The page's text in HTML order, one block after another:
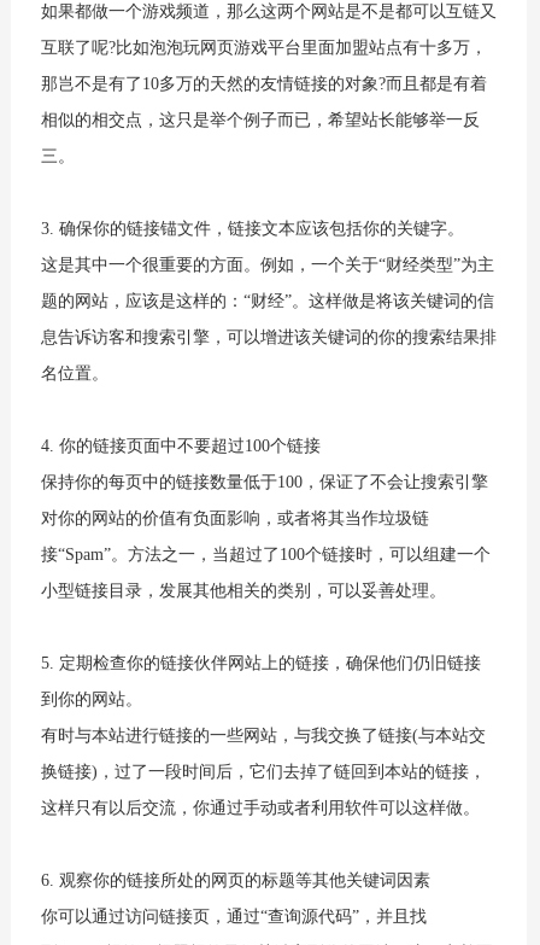
如果都做一个游戏频道，那么这两个网站是不是都可以互链又
互联了呢?比如泡泡玩网页游戏平台里面加盟站点有十多万，
那岂不是有了10多万的天然的友情链接的对象?而且都是有着
相似的相交点，这只是举个例子而已，希望站长能够举一反
三。
3. 确保你的链接锚文件，链接文本应该包括你的关键字。
这是其中一个很重要的方面。例如，一个关于“财经类型”为主
题的网站，应该是这样的：“财经”。这样做是将该关键词的信
息告诉访客和搜索引擎，可以增进该关键词的你的搜索结果排
名位置。
4. 你的链接页面中不要超过100个链接
保持你的每页中的链接数量低于100，保证了不会让搜索引擎
对你的网站的价值有负面影响，或者将其当作垃圾链
接“Spam”。方法之一，当超过了100个链接时，可以组建一个
小型链接目录，发展其他相关的类别，可以妥善处理。
5. 定期检查你的链接伙伴网站上的链接，确保他们仍旧链接
到你的网站。
有时与本站进行链接的一些网站，与我交换了链接(与本站交
换链接)，过了一段时间后，它们去掉了链回到本站的链接，
这样只有以后交流，你通过手动或者利用软件可以这样做。
6. 观察你的链接所处的网页的标题等其他关键词因素
你可以通过访问链接页，通过“查询源代码”，并且找